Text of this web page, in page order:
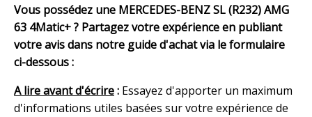
Vous possédez une MERCEDES-BENZ SL (R232) AMG
63 4Matic+ ? Partagez votre expérience en publiant
votre avis dans notre guide d'achat via le formulaire
ci-dessous :
A lire avant d'écrire: Essayez d'apporter un maximum
d'informations utiles basées sur votre expérience de